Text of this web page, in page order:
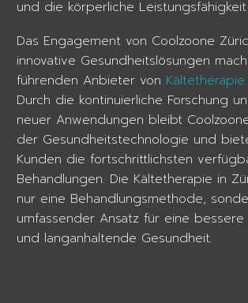
und die körperliche
Das Engagement von Coolzoone
innovative Gesundheitslösungen
führenden Anbieter von Kältetherapie
Durch die kontinuierliche Forschung
neuer Anwendungen bleibt
der Gesundheitstechnologie und
Kunden die fortschrittlichsten
Behandlungen. Die Kältetherapie in
nur eine Behandlungsmethode,
umfassender Ansatz für eine
und langanhaltende Gesundheit.